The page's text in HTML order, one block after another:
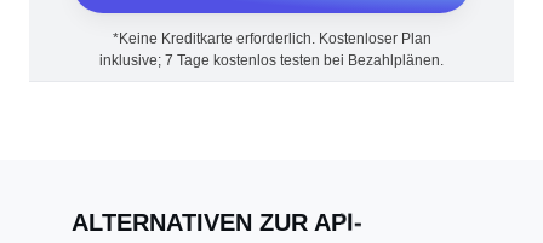
*Keine Kreditkarte erforderlich. Kostenloser Plan
inklusive; 7 Tage kostenlos testen bei Bezahlplänen.
ALTERNATIVEN ZUR API-